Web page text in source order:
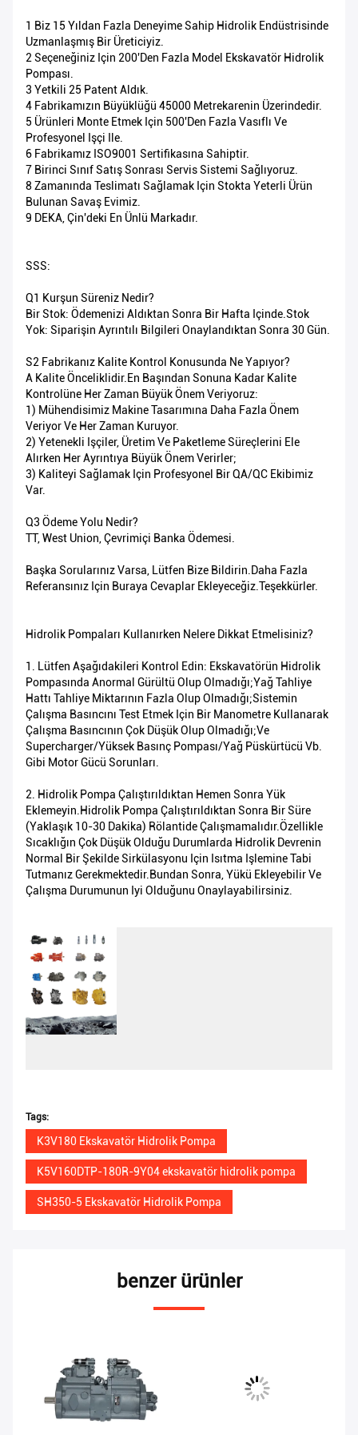
1 Biz 15 Yıldan Fazla Deneyime Sahip Hidrolik Endüstrisinde
Uzmanlaşmış Bir Üreticiyiz.
2 Seçeneğiniz Için 200'den Fazla Model Ekskavatör Hidrolik
Pompası.
3 Yetkili 25 Patent Aldık.
4 Fabrikamızın Büyüklüğü 45000 Metrekarenin Üzerindedir.
5 Ürünleri Monte Etmek Için 500'den Fazla Vasıflı Ve
Profesyonel Işçi Ile.
6 Fabrikamız ISO9001 Sertifikasına Sahiptir.
7 Birinci Sınıf Satış Sonrası Servis Sistemi Sağlıyoruz.
8 Zamanında Teslimatı Sağlamak Için Stokta Yeterli Ürün
Bulunan Savaş Evimiz.
9 DEKA, Çin'deki En Ünlü Markadır.
SSS:
Q1 Kurşun Süreniz Nedir?
Bir Stok: Ödemenizi Aldıktan Sonra Bir Hafta Içinde.Stok
Yok: Siparişin Ayrıntılı Bilgileri Onaylandıktan Sonra 30 Gün.
S2 Fabrikanız Kalite Kontrol Konusunda Ne Yapıyor?
A Kalite Önceliklidir.En Başından Sonuna Kadar Kalite
Kontrolüne Her Zaman Büyük Önem Veriyoruz:
1) Mühendisimiz Makine Tasarımına Daha Fazla Önem
Veriyor Ve Her Zaman Kuruyor.
2) Yetenekli Işçiler, Üretim Ve Paketleme Süreçlerini Ele
Alırken Her Ayrıntıya Büyük Önem Verirler;
3) Kaliteyi Sağlamak Için Profesyonel Bir QA/QC Ekibimiz
Var.
Q3 Ödeme Yolu Nedir?
TT, West Union, Çevrimiçi Banka Ödemesi.
Başka Sorularınız Varsa, Lütfen Bize Bildirin.Daha Fazla
Referansınız Için Buraya Cevaplar Ekleyeceğiz.Teşekkürler.
Hidrolik Pompaları Kullanırken Nelere Dikkat Etmelisiniz?
1. Lütfen Aşağıdakileri Kontrol Edin: Ekskavatörün Hidrolik
Pompasında Anormal Gürültü Olup Olmadığı;yağ Tahliye
Hattı Tahliye Miktarının Fazla Olup Olmadığı;sistemin
Çalışma Basıncını Test Etmek Için Bir Manometre Kullanarak
Çalışma Basıncının Çok Düşük Olup Olmadığı;ve
Supercharger/yüksek Basınç Pompası/Yağ Püskürtücü Vb.
Gibi Motor Gücü Sorunları.
2. Hidrolik Pompa Çalıştırıldıktan Hemen Sonra Yük
Eklemeyin.Hidrolik Pompa Çalıştırıldıktan Sonra Bir Süre
(yaklaşık 10-30 Dakika) Rölantide Çalışmamalıdır.Özellikle
Sıcaklığın Çok Düşük Olduğu Durumlarda Hidrolik Devrenin
Normal Bir Şekilde Sirkülasyonu Için Isıtma Işlemine Tabi
Tutmanız Gerekmektedir.Bundan Sonra, Yükü Ekleyebilir Ve
Çalışma Durumunun Iyi Olduğunu Onaylayabilirsiniz.
Tags:
K3V180 Ekskavatör Hidrolik Pompa
K5V160DTP-180R-9Y04 ekskavatör hidrolik pompa
SH350-5 Ekskavatör Hidrolik Pompa
benzer ürünler